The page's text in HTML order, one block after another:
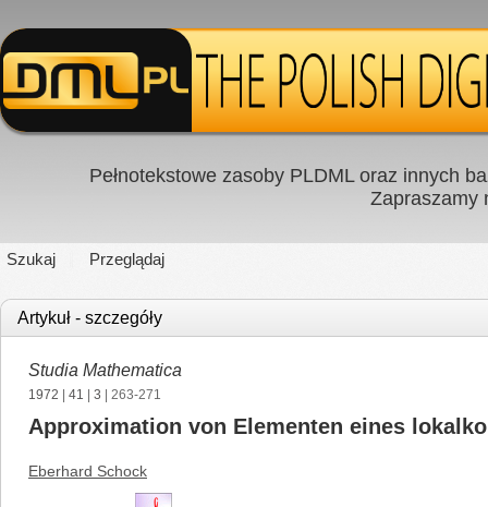
Pełnotekstowe zasoby PLDML oraz innych
Zapraszamy
Szukaj Przeglądaj
Artykuł - szczegóły
Studia Mathematica
1972 41 3 | 263-271
Approximation von Elementen eines
Eberhard Schock